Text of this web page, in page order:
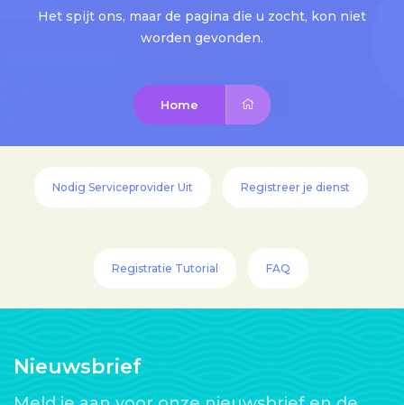
Het spijt ons, maar de pagina die u zocht, kon niet
worden gevonden.
Home
Nodig Serviceprovider Uit Registreer je dienst
Registratie Tutorial FAQ
Nieuwsbrief